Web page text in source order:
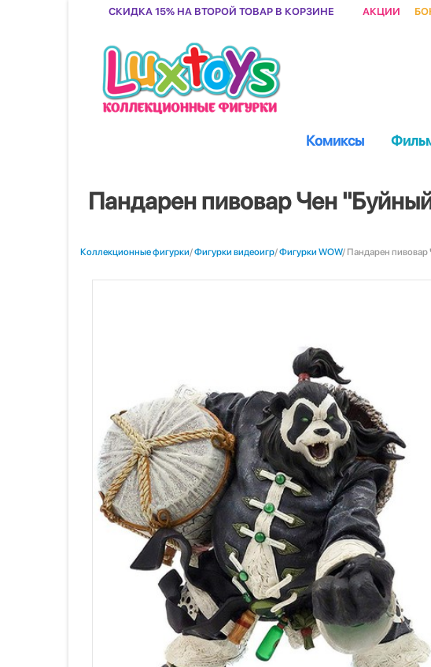
Скидка 15% на второй товар в корзине Акции
Комиксы
Пандарен пивовар Чен
Коллекционные фигурки/Фигурки видеоигр/Фигурки WOW/ Пандарен